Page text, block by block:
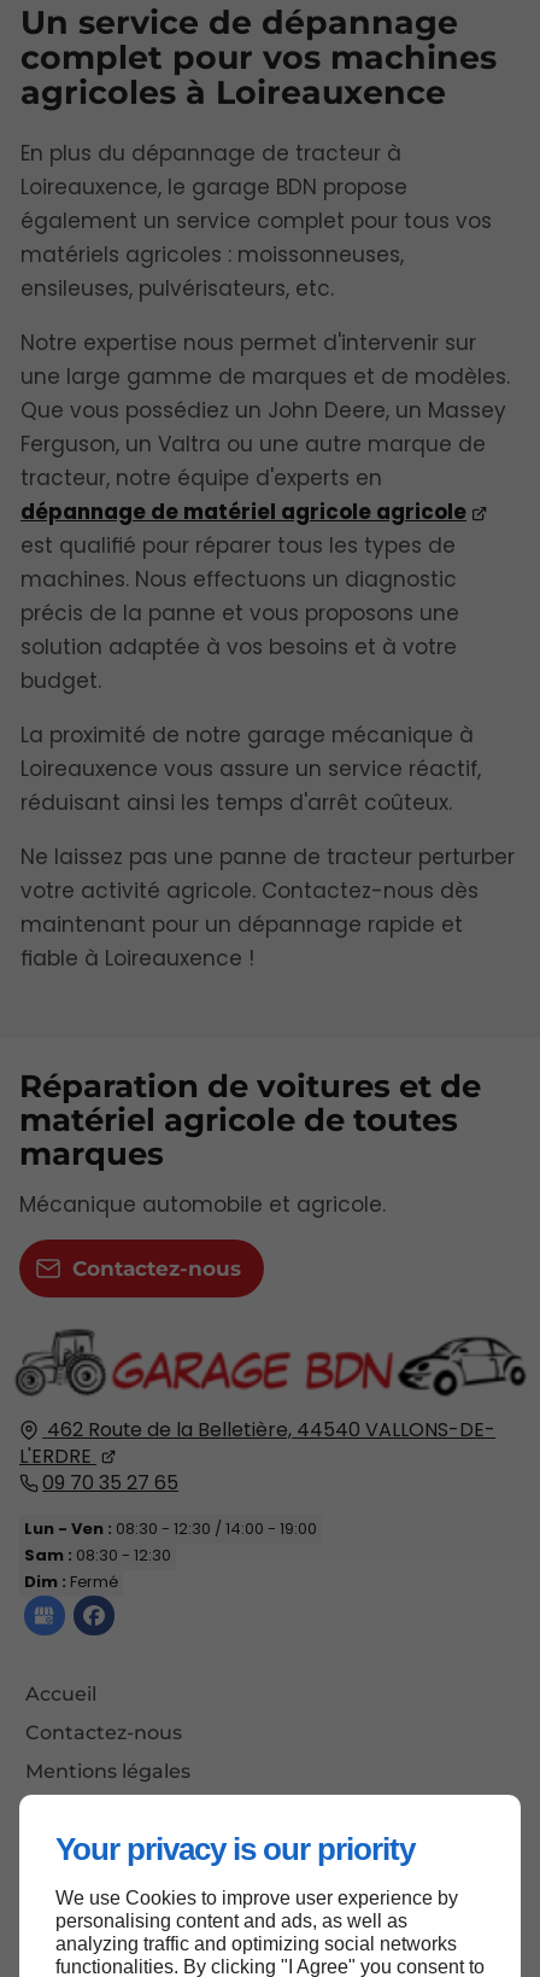
Your privacy is our priority
We use Cookies to improve user experience by
personalising content and ads, as well as
analyzing traffic and optimizing social networks
functionalities. By clicking "I Agree" you consent to
Un service de dépannage
complet pour vos machines
agricoles à Loireauxence
En plus du dépannage de tracteur à
Loireauxence, le garage BDN propose
également un service complet pour tous vos
matériels agricoles : moissonneuses,
ensileuses, pulvérisateurs, etc.
Notre expertise nous permet d'intervenir sur
une large gamme de marques et de modèles.
Que vous possédiez un John Deere, un Massey
Ferguson, un Valtra ou une autre marque de
tracteur, notre équipe d'experts en
dépannage de matériel agricole agricole
est qualifié pour réparer tous les types de
machines. Nous effectuons un diagnostic
précis de la panne et vous proposons une
solution adaptée à vos besoins et à votre
budget.
La proximité de notre garage mécanique à
Loireauxence vous assure un service réactif,
réduisant ainsi les temps d'arrêt coûteux.
Ne laissez pas une panne de tracteur perturber
votre activité agricole. Contactez-nous dès
maintenant pour un dépannage rapide et
fiable à Loireauxence !
462 Route de la Belletière, 44540 VALLONS-DE-
L'ERDRE
09 70 35 27 65
Lun - Ven : 08:30 - 12:30 / 14:00 - 19:00
Sam : 08:30 - 12:30
Dim : Fermé
Accueil
Contactez-nous
Mentions légales
Réparation de voitures et de
matériel agricole de toutes
marques
Mécanique automobile et agricole.
Contactez-nous
Haut de page